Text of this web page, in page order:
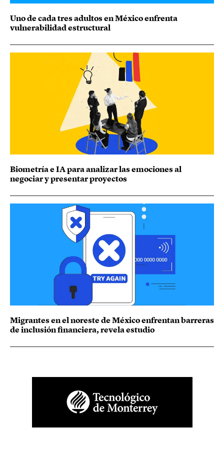
Uno de cada tres adultos en México enfrenta
vulnerabilidad estructural
Biometría e IA para analizar las emociones al
negociar y presentar proyectos
Migrantes en el noreste de México enfrentan barreras
de inclusión financiera, revela estudio